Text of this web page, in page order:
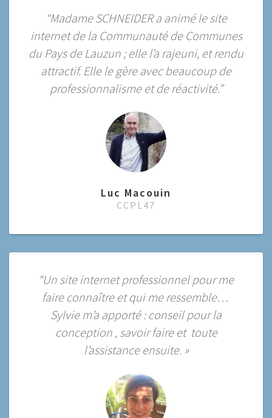
“Madame SCHNEIDER a animé le site
internet de la Communauté de Communes
du Pays de Lauzun ; elle l’a rajeuni, et rendu
attractif. Elle le gère avec beaucoup de
professionnalisme et de réactivité.”
Luc Macouin
CCPL47
“Un site internet professionnel pour me
faire connaître et qui me ressemble…
Sylvie m’a apporté : conseil pour la
conception , savoir faire et toute
l’assistance ensuite. »